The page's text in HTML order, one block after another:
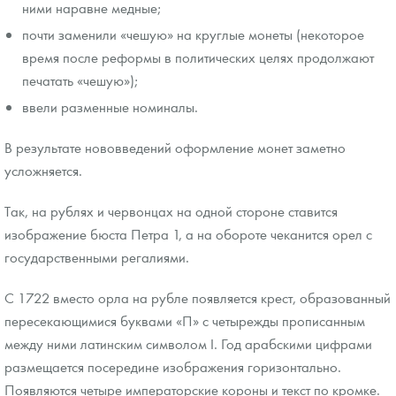
ними наравне медные;
почти заменили «чешую» на круглые монеты (некоторое
время после реформы в политических целях продолжают
печатать «чешую»);
ввели разменные номиналы.
В результате нововведений оформление монет заметно
усложняется.
Так, на рублях и червонцах на одной стороне ставится
изображение бюста Петра 1, а на обороте чеканится орел с
государственными регалиями.
С 1722 вместо орла на рубле появляется крест, образованный
пересекающимися буквами «П» с четырежды прописанным
между ними латинским символом I. Год арабскими цифрами
размещается посередине изображения горизонтально.
Появляются четыре императорские короны и текст по кромке.